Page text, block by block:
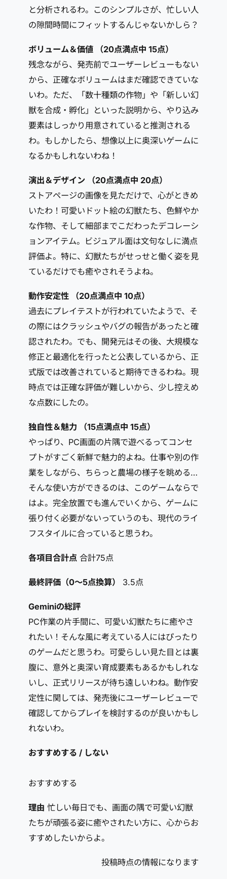
と分析されるわ。このシンプルさが、忙しい人
の隙間時間にフィットするんじゃないかしら？
ボリューム＆価値 （20点満点中 15点）
残念ながら、発売前でユーザーレビューもない
から、正確なボリュームはまだ確認できていな
いわ。ただ、「数十種類の作物」や「新しい幻
獣を合成・孵化」といった説明から、やり込み
要素はしっかり用意されていると推測される
わ。もしかしたら、想像以上に奥深いゲームに
なるかもしれないわね！
演出＆デザイン （20点満点中 20点）
ストアページの画像を見ただけで、心がときめ
いたわ！可愛いドット絵の幻獣たち、色鮮やか
な作物、そして細部までこだわったデコレーシ
ョンアイテム。ビジュアル面は文句なしに満点
評価よ。特に、幻獣たちがせっせと働く姿を見
ているだけでも癒やされそうよね。
動作安定性 （20点満点中 10点）
過去にプレイテストが行われていたようで、そ
の際にはクラッシュやバグの報告があったと確
認されたわ。でも、開発元はその後、大規模な
修正と最適化を行ったと公表しているから、正
式版では改善されていると期待できるわね。現
時点では正確な評価が難しいから、少し控えめ
な点数にしたの。
独自性＆魅力 （15点満点中 15点）
やっぱり、PC画面の片隅で遊べるってコンセ
プトがすごく新鮮で魅力的よね。仕事や別の作
業をしながら、ちらっと農場の様子を眺める…
そんな使い方ができるのは、このゲームならで
はよ。完全放置でも進んでいくから、ゲームに
張り付く必要がないっていうのも、現代のライ
フスタイルに合っていると思うわ。
各項目合計点 合計75点
最終評価（0～5点換算） 3.5点
Geminiの総評
PC作業の片手間に、可愛い幻獣たちに癒やさ
れたい！そんな風に考えている人にはぴったり
のゲームだと思うわ。可愛らしい見た目とは裏
腹に、意外と奥深い育成要素もあるかもしれな
いし、正式リリースが待ち遠しいわね。動作安
定性に関しては、発売後にユーザーレビューで
確認してからプレイを検討するのが良いかもし
れないわ。
おすすめする / しない
おすすめする
理由 忙しい毎日でも、画面の隅で可愛い幻獣
たちが頑張る姿に癒やされたい方に、心からお
すすめしたいからよ。
投稿時点の情報になります